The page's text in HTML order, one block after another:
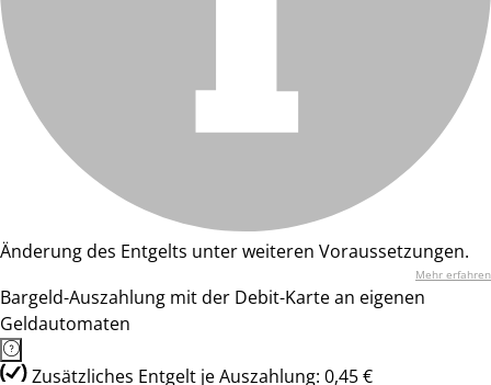
Änderung des Entgelts unter weiteren Voraussetzungen.
Mehr erfahren
Bargeld-Auszahlung mit der Debit-Karte an eigenen
Geldautomaten
Zusätzliches Entgelt je Auszahlung: 0,45 €